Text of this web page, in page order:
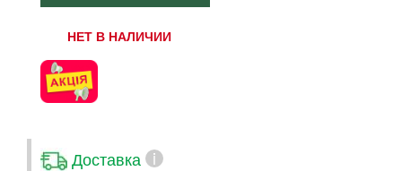
НЕТ В НАЛИЧИИ
Доставка i